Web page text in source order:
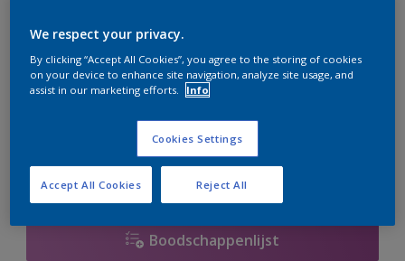
Op dit moment is het niet mogelijk dit product online
er hard aan om de voorraad aan te vullen.
Boodschappenlijst
We respect your privacy.
By clicking “Accept All Cookies”, you agree to the storing of cookies
on your device to enhance site navigation, analyze site usage, and
assist in our marketing efforts.
Info
Cookies Settings
Reject All
Accept All Cookies